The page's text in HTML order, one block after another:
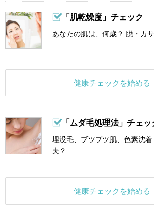
「肌乾燥度」チェック
あなたの肌は、何歳？ 脱・カ
健康チェックを始める
「ムダ毛処理法」チェッ
埋没毛、ブツブツ肌、色素沈
夫？
健康チェックを始める